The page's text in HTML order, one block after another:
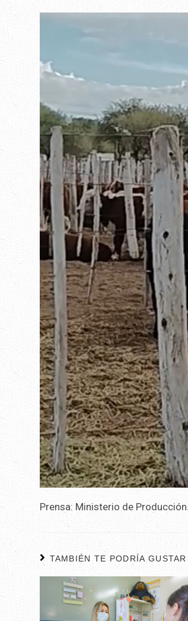
Prensa: Ministerio de Producción.
TAMBIÉN TE PODRÍA GUSTAR